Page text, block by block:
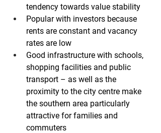
tendency towards value stability
Popular with investors because
rents are constant and vacancy
rates are low
Good infrastructure with schools,
shopping facilities and public
transport – as well as the
proximity to the city centre make
the southern area particularly
attractive for families and
commuters